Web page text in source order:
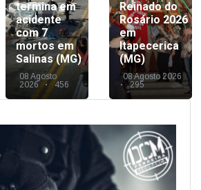
termina em
acidente
com 7
mortos em
Salinas (MG)
08 Agosto
2026
456
Reinado do
Rosário 2026
em
Itapecerica
(MG)
08 Agosto 2026
295